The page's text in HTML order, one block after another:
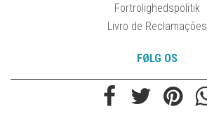
Fortrolighedspolitik
Livro de Reclamações
FØLG OS